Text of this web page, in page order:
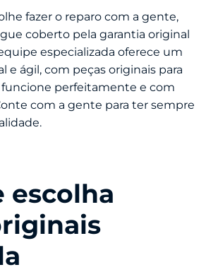
fazer o reparo com a gente,
coberto pela garantia original
especializada oferece um
e ágil, com peças originais para
perfeitamente e com
com a gente para ter sempre
escolha